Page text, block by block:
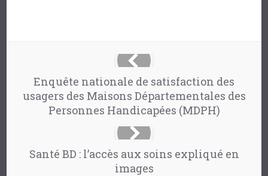
Enquête nationale de satisfaction des
usagers des Maisons Départementales des
Personnes Handicapées (MDPH)
Santé BD : l’accès aux soins expliqué en
images